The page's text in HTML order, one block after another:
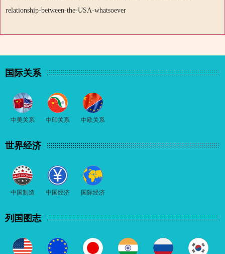
relationship-between-the-USA-whatsoever
国际关系
中美关系 中印关系 中欧关系
世界经济
中国制造 中国经济 国际经济
列国图志